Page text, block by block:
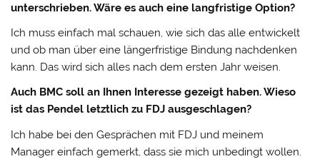
unterschrieben. Wäre es auch eine langfristige Option?
Ich muss einfach mal schauen, wie sich das alle entwickelt
und ob man über eine längerfristige Bindung nachdenken
kann. Das wird sich alles nach dem ersten Jahr weisen.
Auch BMC soll an Ihnen Interesse gezeigt haben. Wieso
ist das Pendel letztlich zu FDJ ausgeschlagen?
Ich habe bei den Gesprächen mit FDJ und meinem
Manager einfach gemerkt, dass sie mich unbedingt wollen.